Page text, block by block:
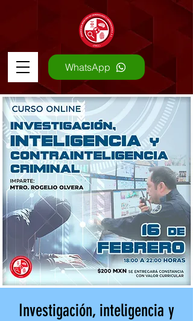
WhatsApp
Investigación, inteligencia y